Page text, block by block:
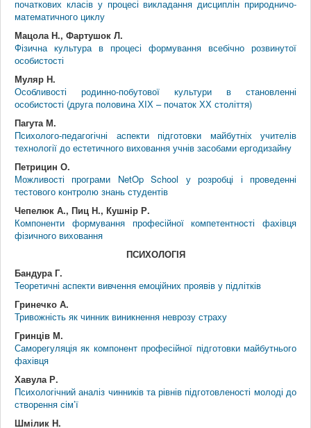
початкових класів у процесі викладання дисциплін природничо-
математичного циклу
Мацола Н., Фартушок Л.
Фізична культура в процесі формування всебічно розвинутої
особистості
Муляр Н.
Особливості родинно-побутової культури в становленні
особистості (друга половина ХІХ – початок ХХ століття)
Пагута М.
Психолого-педагогічні аспекти підготовки майбутніх учителів
технології до естетичного виховання учнів засобами ергодизайну
Петрицин О.
Можливості програми NetOp School у розробці і проведенні
тестового контролю знань студентів
Чепелюк А., Пиц Н., Кушнір Р.
Компоненти формування професійної компетентності фахівця
фізичного виховання
ПСИХОЛОГІЯ
Бандура Г.
Теоретичні аспекти вивчення емоційних проявів у підлітків
Гринечко А.
Тривожність як чинник виникнення неврозу страху
Гринців М.
Саморегуляція як компонент професійної підготовки майбутнього
фахівця
Хавула Р.
Психологічний аналіз чинників та рівнів підготовленості молоді до
створення сім’ї
Шмілик Н.